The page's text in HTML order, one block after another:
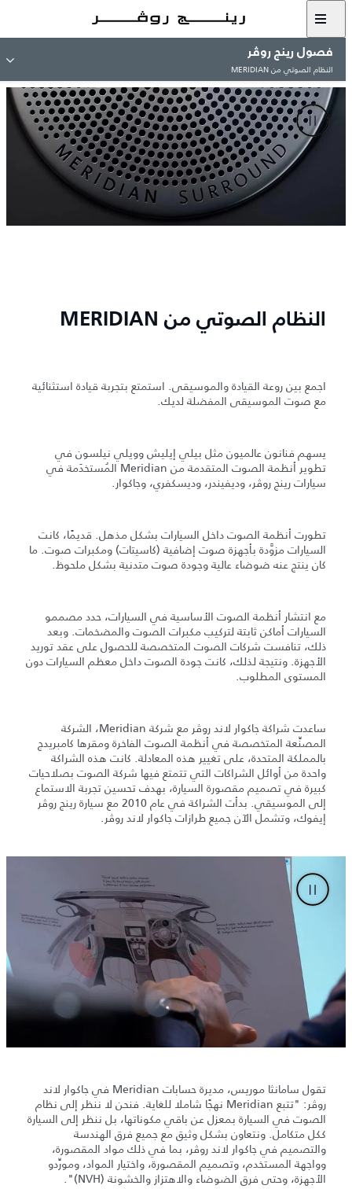
فصول رينج روڤر
النظام الصوتي من MERIDIAN
النظام الصوتي من MERIDIAN
اجمع بين روعة القيادة والموسيقى. استمتع بتجربة قيادة استثنائية
مع صوت الموسيقى المفضلة لديك.
يسهم فنانون عالميون مثل بيلي إيليش وويلي نيلسون في
تطوير أنظمة الصوت المتقدمة من Meridian المُستخدَمة في
سيارات رينج روڤر، وديفيندر، وديسكفري، وجاكوار.
تطورت أنظمة الصوت داخل السيارات بشكل مذهل. قديمًا، كانت
السيارات مزوَّدة بأجهزة صوت إضافية (كاسيتات) ومكبرات صوت. ما
كان ينتج عنه ضوضاء عالية وجودة صوت متدنية بشكل ملحوظ.
مع انتشار أنظمة الصوت الأساسية في السيارات، حدد مصممو
السيارات أماكن ثابتة لتركيب مكبرات الصوت والمضخمات. وبعد
ذلك، تنافست شركات الصوت المتخصصة للحصول على عقد توريد
الأجهزة. ونتيجة لذلك، كانت جودة الصوت داخل معظم السيارات دون
المستوى المطلوب.
ساعدت شراكة جاكوار لاند روڤر مع شركة Meridian، الشركة
المصنِّعة المتخصصة في أنظمة الصوت الفاخرة ومقرها كامبريدج
بالمملكة المتحدة، على تغيير هذه المعادلة. كانت هذه الشراكة
واحدة من أوائل الشراكات التي تتمتع فيها شركة الصوت بصلاحيات
كبيرة في تصميم مقصورة السيارة، بهدف تحسين تجربة الاستماع
إلى الموسيقي. بدأت الشراكة في عام 2010 مع سيارة رينج روڤر
إيفوك، وتشمل الآن جميع طرازات جاكوار لاند روڤر.
تقول سامانثا موريس، مديرة حسابات Meridian في جاكوار لاند
روڤر: "تتبع Meridian نهجًا شاملا للغاية. فنحن لا ننظر إلى نظام
الصوت في السيارة بمعزل عن باقي مكوناتها، بل ننظر إلى السيارة
ككل متكامل. ونتعاون بشكل وثيق مع جميع فرق الهندسة
والتصميم في جاكوار لاند روڤر، بما في ذلك مواد المقصورة،
وواجهة المستخدم، وتصميم المقصورة، واختيار المواد، ومورِّدو
الأجهزة، وحتى فرق الضوضاء والاهتزاز والخشونة (NVH)".